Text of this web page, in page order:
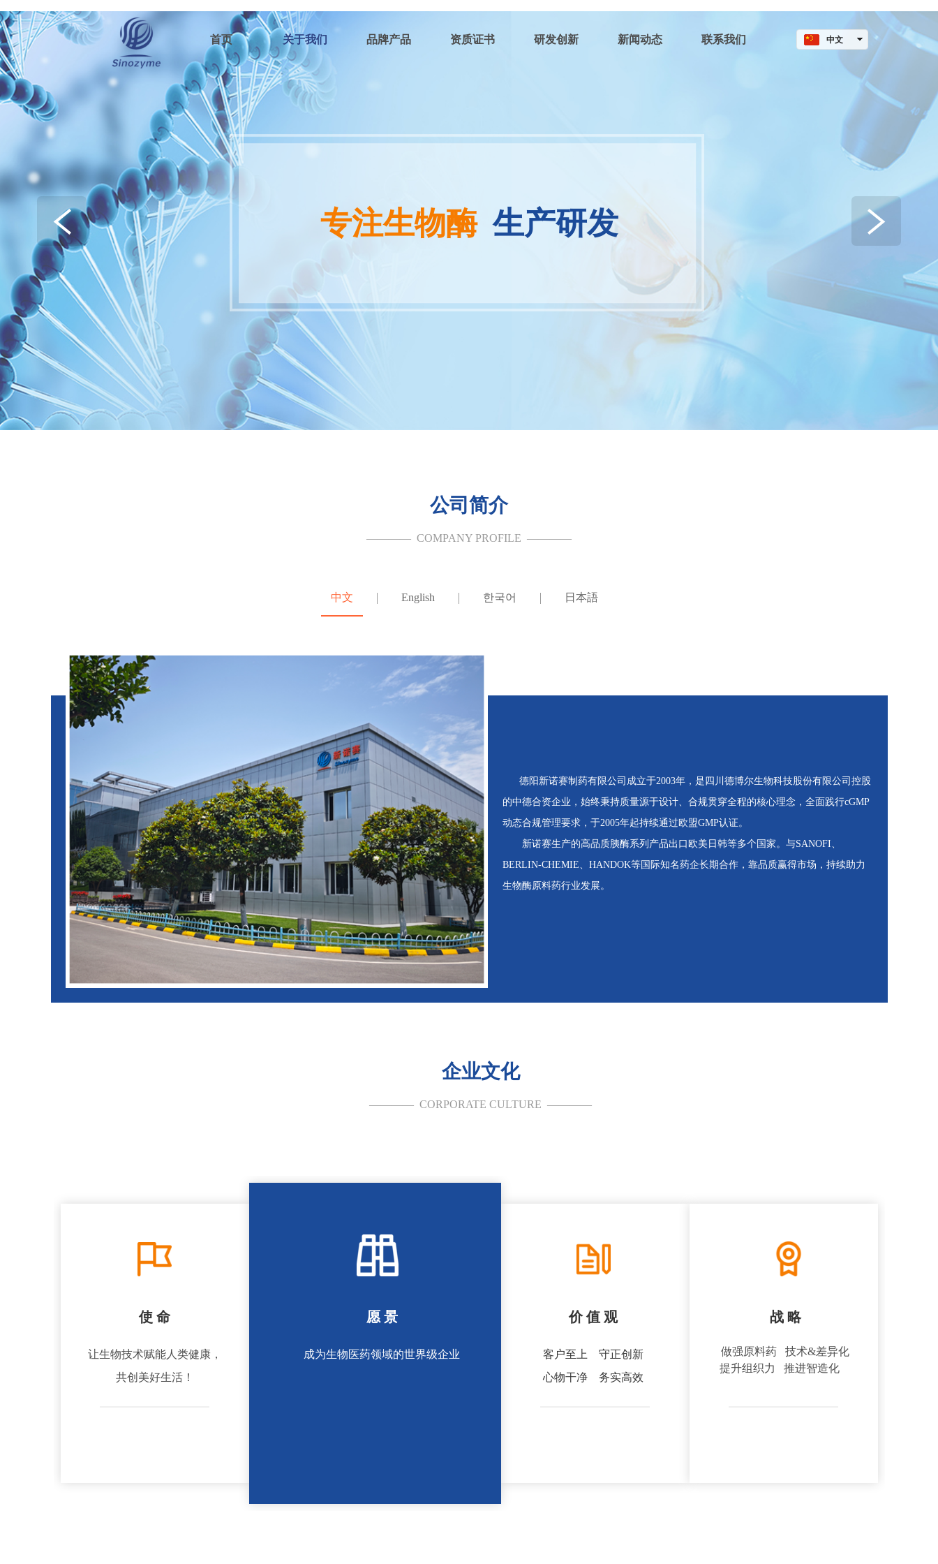
中文
首页 关于我们 品牌产品 资质证书 研发创新 新闻动态 联系我们
专注生物酶 生产研发
中文 English 한국어 日本語
德阳新诺赛制药有限公司成立于2003年，是四川德博尔生物科技股份有限公司控股
的中德合资企业，始终秉持质量源于设计、合规贯穿全程的核心理念，全面践行cGMP
动态合规管理要求，于2005年起持续通过欧盟GMP认证。
新诺赛生产的高品质胰酶系列产品出口欧美日韩等多个国家。与SANOFI、
BERLIN-CHEMIE、HANDOK等国际知名药企长期合作，靠品质赢得市场，持续助力
生物酶原料药行业发展。
公司简介
———— COMPANY PROFILE ————
使 命
让生物技术赋能人类健康，
共创美好生活！
愿 景
成为生物医药领域的世界级企业
价 值 观
客户至上    守正创新
心物干净    务实高效
战 略
做强原料药 技术&差异化
提升组织力 推进智造化
企业文化
————  CORPORATE CULTURE  ————